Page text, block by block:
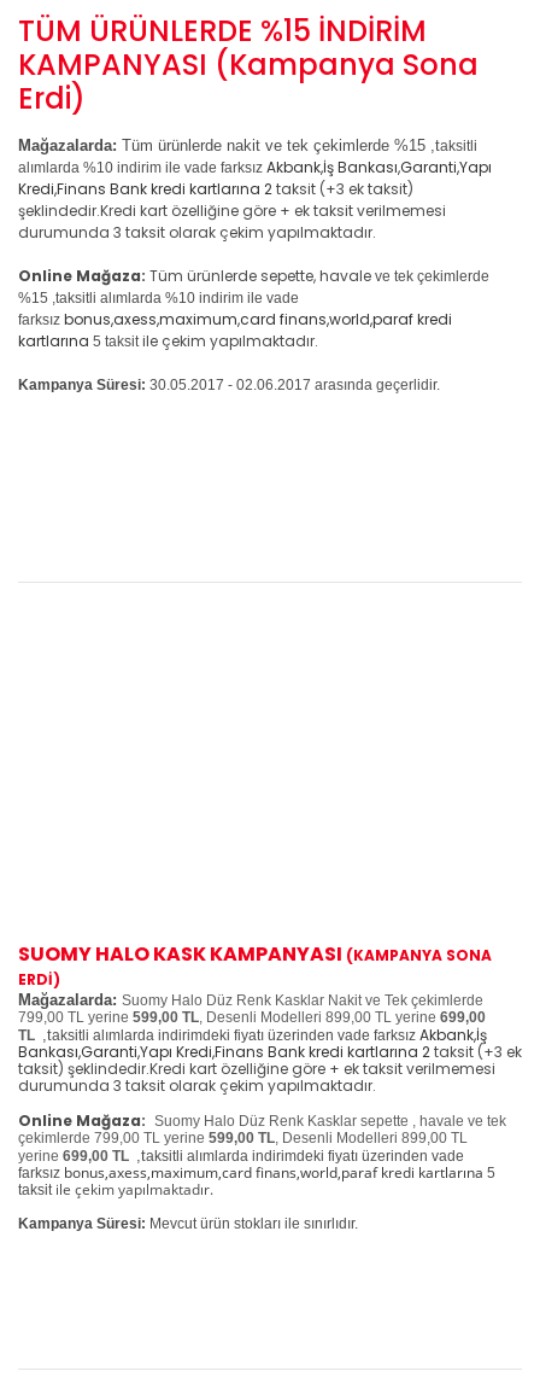
TÜM ÜRÜNLERDE %15 İNDİRİM
KAMPANYASI (Kampanya Sona
Erdi)
Mağazalarda: Tüm ürünlerde nakit ve tek çekimlerde %15 ,taksitli
alımlarda %10 indirim ile vade farksız Akbank,İş Bankası,Garanti,Yapı
Kredi,Finans Bank kredi kartlarına 2taksit (+3 ek taksit)
şeklindedir.Kredi kart özelliğine göre + ek taksit verilmemesi
durumunda 3 taksit olarak çekim yapılmaktadır.
Online Mağaza: Tüm ürünlerde sepette, havale ve tek çekimlerde
%15 ,taksitli alımlarda %10 indirim ile vade
farksız bonus,axess,maximum,card finans,world,paraf kredi
kartlarına 5 taksitile çekim yapılmaktadır.
Kampanya Süresi: 30.05.2017 - 02.06.2017 arasında geçerlidir.
SUOMY HALO KASK KAMPANYASI (KAMPANYA SONA
ERDİ)
Mağazalarda: Suomy Halo Düz Renk Kasklar Nakit ve Tek çekimlerde
799,00 TL yerine 599,00 TL, Desenli Modelleri 899,00 TL yerine 699,00
TL ,taksitli alımlarda indirimdeki fiyatı üzerinden vade farksız Akbank,İş
Bankası,Garanti,Yapı Kredi,Finans Bank kredi kartlarına 2taksit (+3 ek
taksit) şeklindedir.Kredi kart özelliğine göre + ek taksit verilmemesi
durumunda 3 taksit olarak çekim yapılmaktadır.
Online Mağaza: Suomy Halo Düz Renk Kasklar sepette , havale ve tek
çekimlerde 799,00 TL yerine 599,00 TL, Desenli Modelleri 899,00 TL
yerine 699,00 TL ,taksitli alımlarda indirimdeki fiyatı üzerinden vade
farksız bonus,axess,maximum,card finans,world,paraf kredi kartlarına 5
taksitile çekim yapılmaktadır.
Kampanya Süresi: Mevcut ürün stokları ile sınırlıdır.